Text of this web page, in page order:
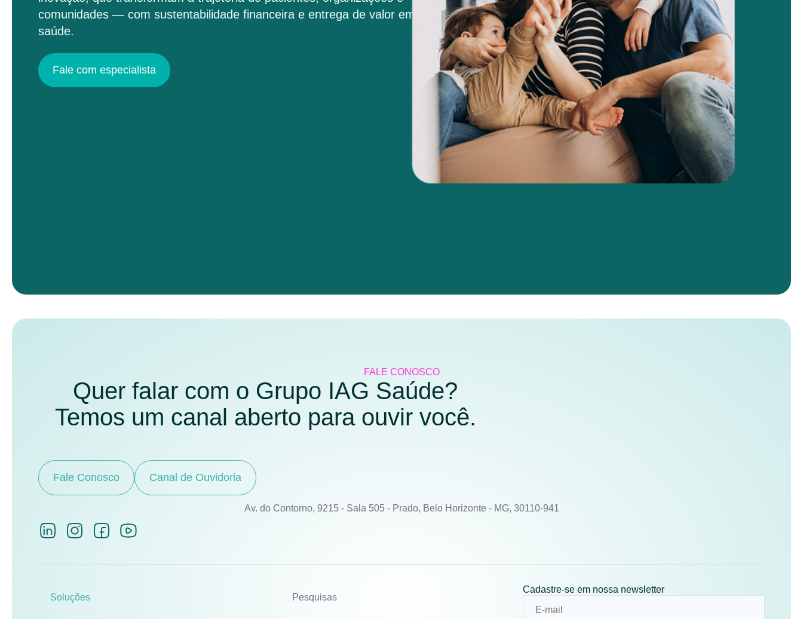
comunidades — com sustentabilidade financeira e entrega de valor em
saúde.
Fale com especialista
FALE CONOSCO
Quer falar com o Grupo IAG Saúde?
Temos um canal aberto para ouvir você.
Fale Conosco Canal de Ouvidoria
Av. do Contorno, 9215 - Sala 505 - Prado, Belo Horizonte - MG, 30110-941
Soluções Pesquisas
Cadastre-se em nossa newsletter